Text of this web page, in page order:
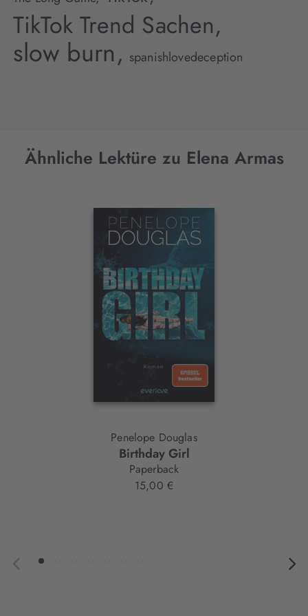
TikTok Trend Sachen,
slow burn, spanishlovedeception
Ähnliche Lektüre zu Elena Armas
Penelope Douglas
Birthday Girl
Paperback
15,00 €